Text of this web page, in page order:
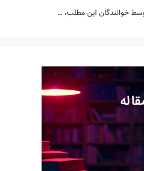
خوانندگان این مطلب، …